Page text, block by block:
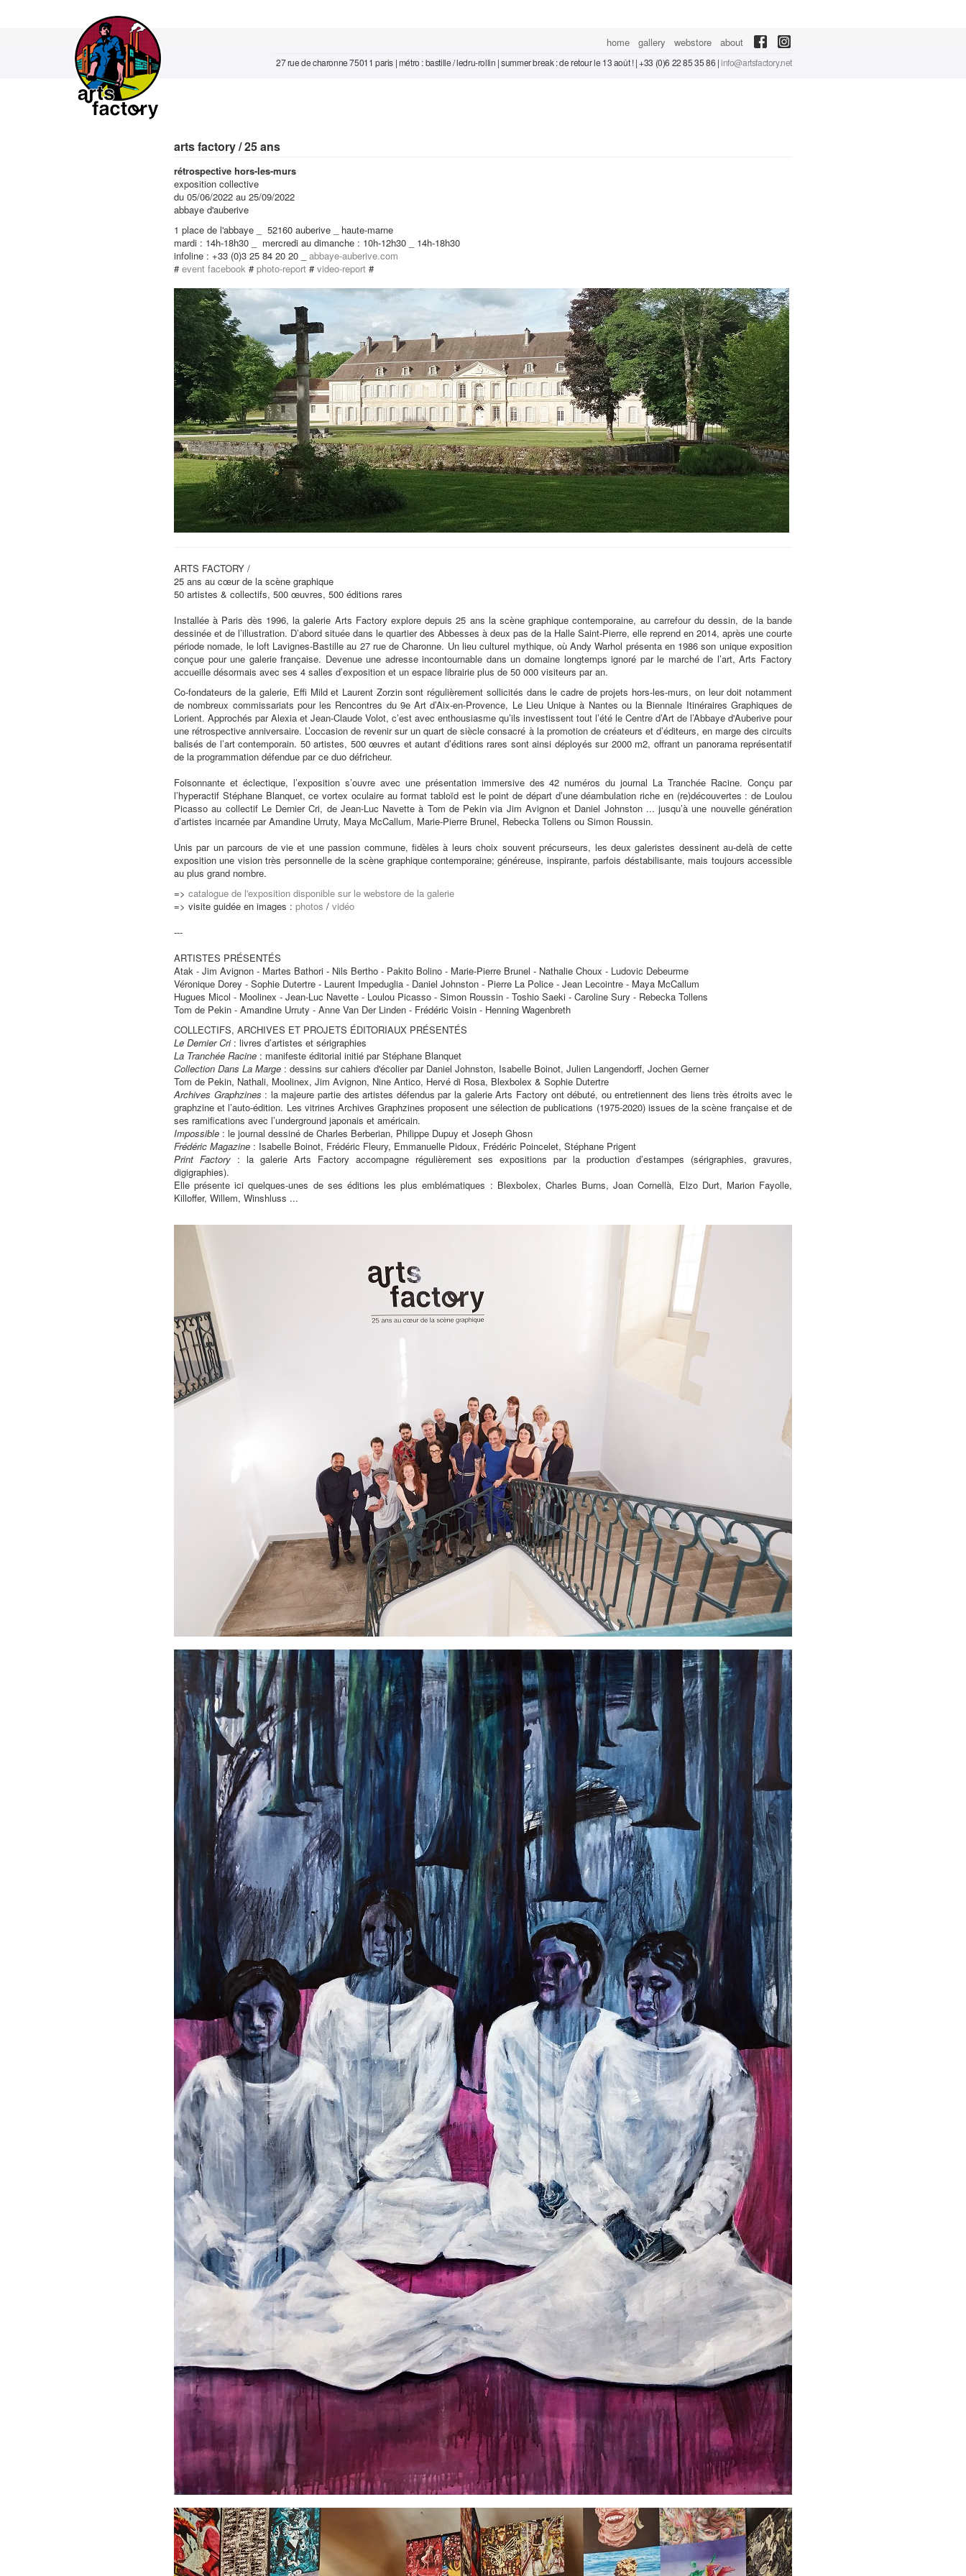
home gallery webstore about
27 rue de charonne 75011 paris | métro : bastille / ledru-rollin | summer break : de retour le 13 août ! | +33 (0)6 22 85 35 86 |
arts factory / 25 ans
rétrospective hors-les-murs
exposition collective
du 05/06/2022 au 25/09/2022
abbaye d'auberive
1 place de l'abbaye _ 52160 auberive _ haute-marne
mardi : 14h-18h30 _ mercredi au dimanche : 10h-12h30 _ 14h-18h30
infoline : +33 (0)3 25 84 20 20 _ abbaye-auberive.com
# event facebook # photo-report # video-report #
ARTS FACTORY /
25 ans au cœur de la scène graphique
50 artistes & collectifs, 500 œuvres, 500 éditions rares
Installée à Paris dès 1996, la galerie Arts Factory explore depuis 25 ans la scène graphique contemporaine, au carrefour du dessin, de la bande
dessinée et de l’illustration. D’abord située dans le quartier des Abbesses à deux pas de la Halle Saint-Pierre, elle reprend en 2014, après une courte
période nomade, le loft Lavignes-Bastille au 27 rue de Charonne. Un lieu culturel mythique, où Andy Warhol présenta en 1986 son unique exposition
conçue pour une galerie française. Devenue une adresse incontournable dans un domaine longtemps ignoré par le marché de l’art, Arts Factory
accueille désormais avec ses 4 salles d’exposition et un espace librairie plus de 50 000 visiteurs par an.
Co-fondateurs de la galerie, Effi Mild et Laurent Zorzin sont régulièrement sollicités dans le cadre de projets hors-les-murs, on leur doit notamment
de nombreux commissariats pour les Rencontres du 9e Art d’Aix-en-Provence, Le Lieu Unique à Nantes ou la Biennale Itinéraires Graphiques de
Lorient. Approchés par Alexia et Jean-Claude Volot, c’est avec enthousiasme qu’ils investissent tout l’été le Centre d’Art de l’Abbaye d'Auberive pour
une rétrospective anniversaire. L’occasion de revenir sur un quart de siècle consacré à la promotion de créateurs et d’éditeurs, en marge des circuits
balisés de l’art contemporain. 50 artistes, 500 œuvres et autant d’éditions rares sont ainsi déployés sur 2000 m2, offrant un panorama représentatif
de la programmation défendue par ce duo défricheur.
Foisonnante et éclectique, l’exposition s’ouvre avec une présentation immersive des 42 numéros du journal La Tranchée Racine. Conçu par
l’hyperactif Stéphane Blanquet, ce vortex oculaire au format tabloïd est le point de départ d’une déambulation riche en (re)découvertes : de Loulou
Picasso au collectif Le Dernier Cri, de Jean-Luc Navette à Tom de Pekin via Jim Avignon et Daniel Johnston ... jusqu’à une nouvelle génération
d’artistes incarnée par Amandine Urruty, Maya McCallum, Marie-Pierre Brunel, Rebecka Tollens ou Simon Roussin.
Unis par un parcours de vie et une passion commune, fidèles à leurs choix souvent précurseurs, les deux galeristes dessinent au-delà de cette
exposition une vision très personnelle de la scène graphique contemporaine; généreuse, inspirante, parfois déstabilisante, mais toujours accessible
au plus grand nombre.
=> catalogue de l'exposition disponible sur le webstore de la galerie
=> visite guidée en images : photos / vidéo
---
ARTISTES PRÉSENTÉS
Atak - Jim Avignon - Martes Bathori - Nils Bertho - Pakito Bolino - Marie-Pierre Brunel - Nathalie Choux - Ludovic Debeurme
Véronique Dorey - Sophie Dutertre - Laurent Impeduglia - Daniel Johnston - Pierre La Police - Jean Lecointre - Maya McCallum
Hugues Micol - Moolinex - Jean-Luc Navette - Loulou Picasso - Simon Roussin - Toshio Saeki - Caroline Sury - Rebecka Tollens
Tom de Pekin - Amandine Urruty - Anne Van Der Linden - Frédéric Voisin - Henning Wagenbreth
COLLECTIFS, ARCHIVES ET PROJETS ÉDITORIAUX PRÉSENTÉS
Le Dernier Cri: livres d’artistes et sérigraphies
La Tranchée Racine : manifeste éditorial initié par Stéphane Blanquet
Collection Dans La Marge : dessins sur cahiers d'écolier par Daniel Johnston, Isabelle Boinot, Julien Langendorff, Jochen Gerner
Tom de Pekin, Nathali, Moolinex, Jim Avignon, Nine Antico, Hervé di Rosa, Blexbolex & Sophie Dutertre
Archives Graphzines : la majeure partie des artistes défendus par la galerie Arts Factory ont débuté, ou entretiennent des liens très étroits avec le
graphzine et l’auto-édition. Les vitrines Archives Graphzines proposent une sélection de publications (1975-2020) issues de la scène française et de
ses ramifications avec l’underground japonais et américain.
Impossible : le journal dessiné de Charles Berberian, Philippe Dupuy et Joseph Ghosn
Frédéric Magazine : Isabelle Boinot, Frédéric Fleury, Emmanuelle Pidoux, Frédéric Poincelet, Stéphane Prigent
Print Factory : la galerie Arts Factory accompagne régulièrement ses expositions par la production d’estampes (sérigraphies, gravures,
digigraphies).
Elle présente ici quelques-unes de ses éditions les plus emblématiques : Blexbolex, Charles Burns, Joan Cornellà, Elzo Durt, Marion Fayolle,
Killoffer, Willem, Winshluss ...